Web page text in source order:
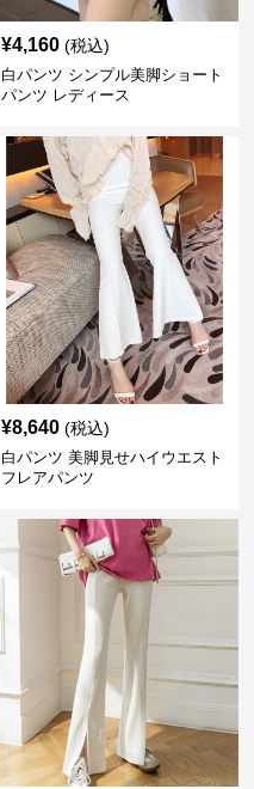
¥4,160 (税込)
白パンツ シンプル美脚ショート
パンツ レディース
¥8,640 (税込)
白パンツ 美脚見せハイウエスト
フレアパンツ